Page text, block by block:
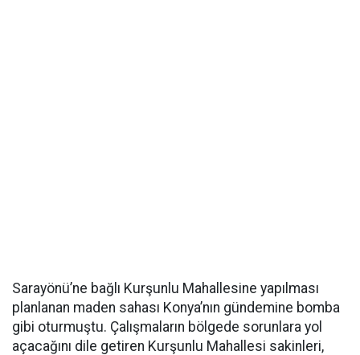
Sarayönü’ne bağlı Kurşunlu Mahallesine yapılması
planlanan maden sahası Konya’nın gündemine bomba
gibi oturmuştu. Çalışmaların bölgede sorunlara yol
açacağını dile getiren Kurşunlu Mahallesi sakinleri,